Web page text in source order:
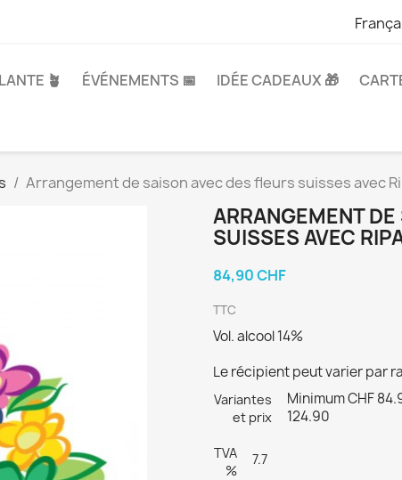
🪴 ÉVÉNEMENTS 📅 IDÉE CADEAUX 🎁
Arrangement de saison avec des fleurs suisses avec
ARRANGEMENT
SUISSES AVEC
84,90 CHF
TTC
Vol. alcool 14%
Le récipient peut varier par
Variantes
et prix
Minimum CHF
124.90
TVA
%
7.7